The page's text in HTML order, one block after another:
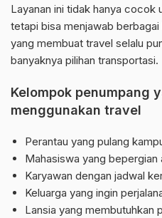
Layanan ini tidak hanya cocok
tetapi bisa menjawab berbagai
yang membuat travel selalu
banyaknya pilihan transportasi.
Kelompok penumpang
menggunakan travel
Perantau yang pulang
Mahasiswa yang bepergian
Karyawan dengan jadwal
Keluarga yang ingin
Lansia yang membutuhkan